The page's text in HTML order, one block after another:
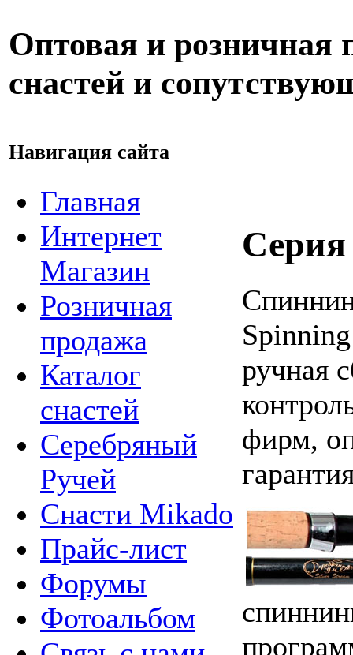
Оптовая и розничная
снастей и
Навигация сайта
Главная
Интернет
Магазин
Розничная
продажа
Каталог
снастей
Серебряный
Ручей
Снасти Mikado
Прайс-лист
Форумы
Фотоальбом
ручная
фирм,